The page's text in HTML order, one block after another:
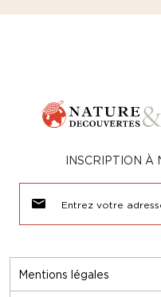
Mentions légales
INSCRIPTION